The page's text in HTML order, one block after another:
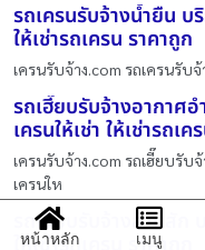
รถเครนรับจ้างน้ำยืน บ
ให้เช่ารถเครน ราคาถูก
เครนรับจ้าง.com รถเครนรับ
รถเฮี๊ยบรับจ้างอากาศ
เครนให้เช่า ให้เช่ารถเ
เครนรับจ้าง.com รถเฮี๊ยบรับ
เครนให
รถเฮี๊ยบรับจ้างลานสัก
หน้าหลัก เมนู